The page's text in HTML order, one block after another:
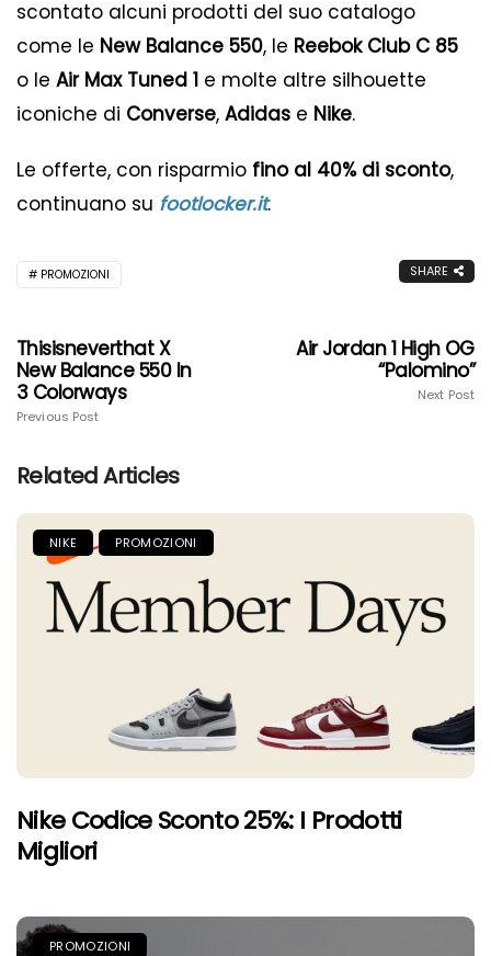
scontato alcuni prodotti del suo catalogo
come le New Balance 550, le Reebok Club C 85
o le Air Max Tuned 1 e molte altre silhouette
iconiche di Converse, Adidas e Nike.
Le offerte, con risparmio fino al 40% di sconto,
continuano su footlocker.it.
PROMOZIONI SHARE
Thisisneverthat X
New Balance 550 In
3 Colorways
Previous Post
Air Jordan 1 High OG
“Palomino”
Next Post
Related Articles
NIKE PROMOZIONI
Nike Codice Sconto 25%: I Prodotti
Migliori
PROMOZIONI